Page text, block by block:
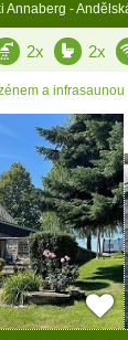
Annaberg -
2x 2x
a infrasaunou